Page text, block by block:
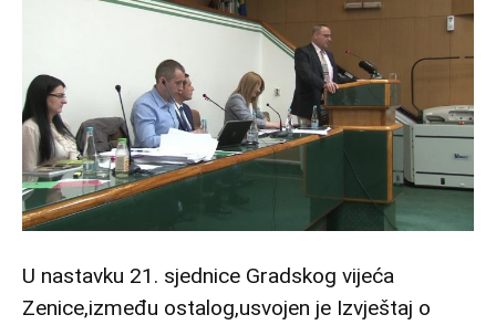
U nastavku 21. sjednice Gradskog vijeća
Zenice,između ostalog,usvojen je Izvještaj o